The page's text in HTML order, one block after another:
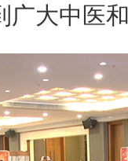
广大中医